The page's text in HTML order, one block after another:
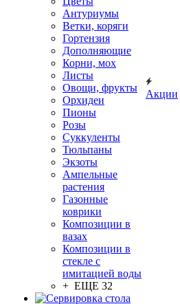
Антуриумы
Ветки, коряги
Гортензия
Дополняющие
Корни, мох
Листы
Овощи, фрукты
Орхидеи
Пионы
Розы
Суккуленты
Тюльпаны
Экзоты
Ампельные
растения
Газонные
коврики
Композиции в
вазах
Композиции в
стекле с
имитацией воды
+ ЕЩЕ 32
Акции